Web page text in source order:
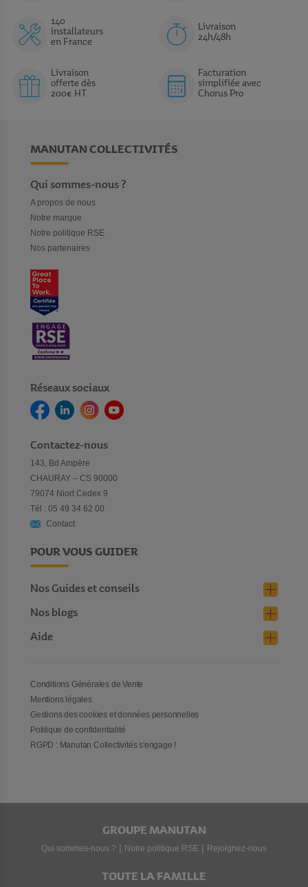
140
installateurs
en France
Livraison
24h/48h
Livraison
offerte dès
200€ HT
Facturation
simplifiée avec
Chorus Pro
MANUTAN COLLECTIVITÉS
Qui sommes-nous ?
A propos de nous
Notre marque
Notre politique RSE
Nos partenaires
Réseaux sociaux
Contactez-nous
143, Bd Ampère
CHAURAY – CS 90000
79074 Niort Cedex 9
Tél : 05 49 34 62 00
Contact
POUR VOUS GUIDER
Nos Guides et conseils
Nos blogs
Aide
Conditions Générales de Vente
Mentions légales
Gestions des cookies et données personnelles
Politique de confidentialité
RGPD : Manutan Collectivités s'engage !
GROUPE MANUTAN
Qui sommes-nous ? | Notre politique RSE | Rejoignez-nous
TOUTE LA FAMILLE